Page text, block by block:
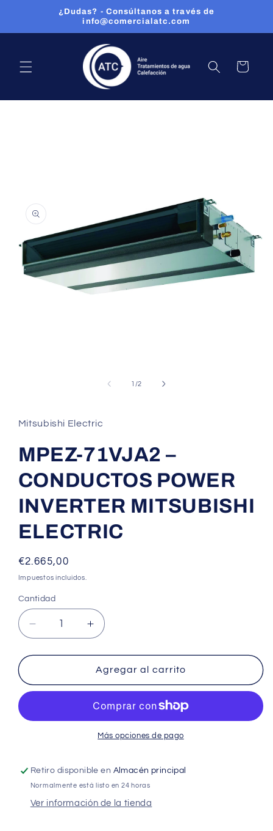
directamente¿Dudas? - Consúltanos a través de
info@comercialatc.com
CARRITO
1 /de
2
Mitsubishi Electric
MPEZ-71VJA2 –
CONDUCTOS POWER
INVERTER MITSUBISHI
ELECTRIC
Precio
habitual
€2.665,00
Impuestos incluidos.
Cantidad
Cantidad
Reducir
cantidad
para
71VJA2
CONDUCTOS
POWER
Aumentar
cantidad
para
MPEZ-
71VJA2
CONDUCTOS
POWER
INVERTER
Agregar al carrito
Más opciones de pago
Retiro disponible en Almacén principal
Normalmente está listo en 24 horas
Ver información de la tienda